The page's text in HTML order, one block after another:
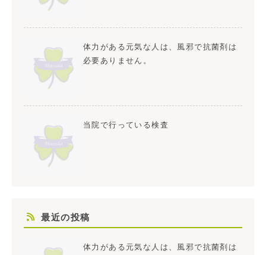
体力がある元気な人は、風邪で抗菌剤は
必要ありません。
当院で行っている検査
最近の投稿
体力がある元気な人は、風邪で抗菌剤は